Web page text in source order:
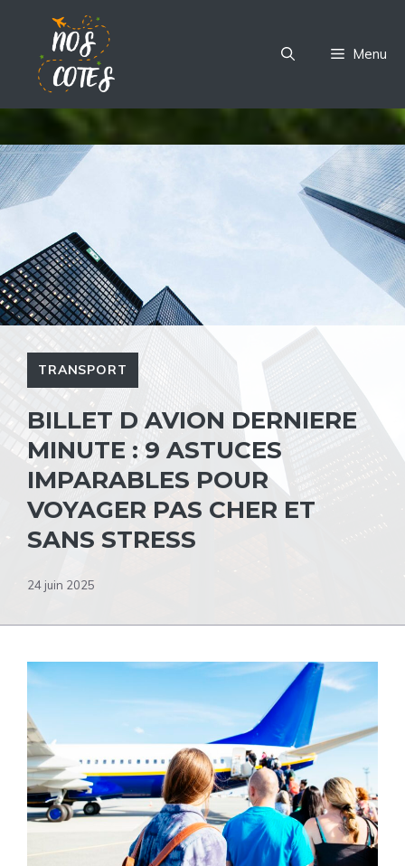
contenu
Menu
TRANSPORT
BILLET D AVION DERNIERE
MINUTE : 9 ASTUCES
IMPARABLES POUR
VOYAGER PAS CHER ET
SANS STRESS
24 juin 2025